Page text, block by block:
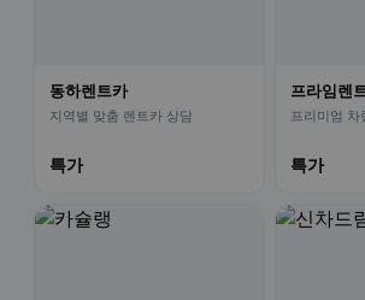
동하렌트카
지역별 맞춤 렌트카 상담
특가
프라임렌
프리미엄 차
특가